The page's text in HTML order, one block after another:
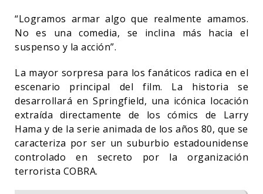
“Logramos armar algo que realmente amamos.
No es una comedia, se inclina más hacia el
suspenso y la acción”.
La mayor sorpresa para los fanáticos radica en el
escenario principal del film. La historia se
desarrollará en Springfield, una icónica locación
extraída directamente de los cómics de Larry
Hama y de la serie animada de los años 80, que se
caracteriza por ser un suburbio estadounidense
controlado en secreto por la organización
terrorista COBRA.